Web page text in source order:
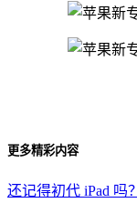
更多精彩内容
还记得初代 iPad 吗